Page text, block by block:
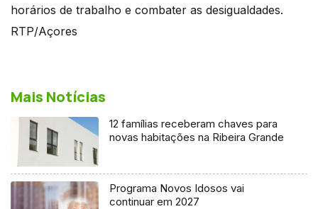
horários de trabalho e combater as desigualdades.
RTP/Açores
Mais Notícias
12 famílias receberam chaves para
novas habitações na Ribeira Grande
Programa Novos Idosos vai
continuar em 2027